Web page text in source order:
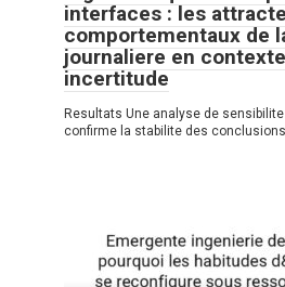
ki
interfaces : les
comportementaux de
journaliere en
incertitude
Resultats Une analyse de
confirme la stabilite des